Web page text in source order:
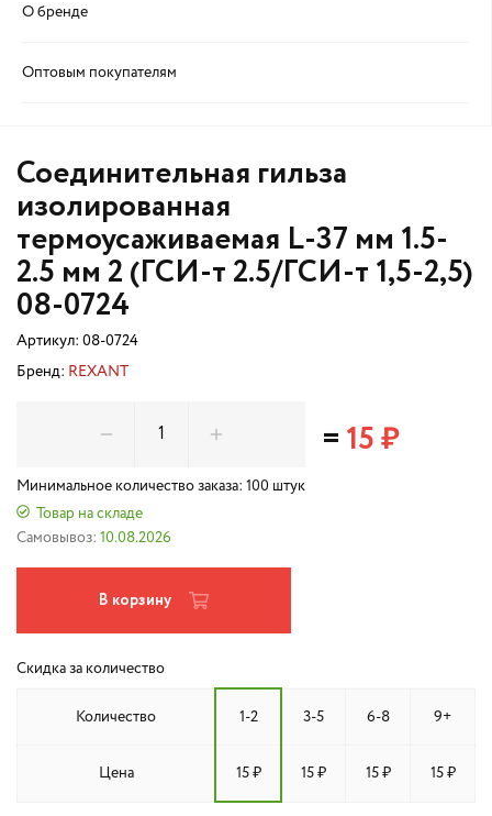
О бренде
Оптовым покупателям
Соединительная гильза
изолированная
термоусаживаемая L-37 мм 1.5-
2.5 мм 2 (ГСИ-т 2.5/ГСИ-т 1,5-2,5)
08-0724
Артикул: 08-0724
Бренд: REXANT
Минимальное количество заказа: 100 штук
Товар на складе
Самовывоз: 10.08.2026
=15 ₽
В корзину
Скидка за количество
Количество 1-2 3-5 6-8 9+
Цена 15 ₽ 15 ₽ 15 ₽ 15 ₽